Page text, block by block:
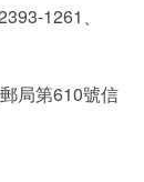
1261、
局第610號信